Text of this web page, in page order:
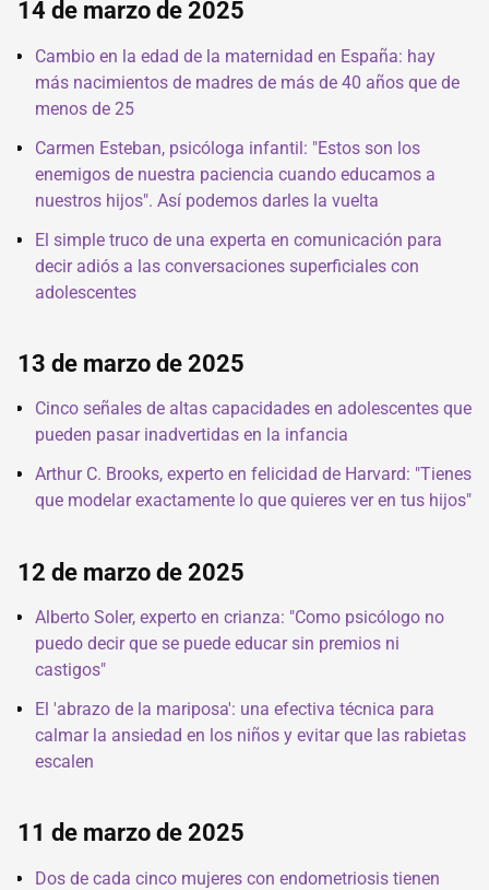
14 de marzo de 2025
Cambio en la edad de la maternidad en España: hay
más nacimientos de madres de más de 40 años que de
menos de 25
Carmen Esteban, psicóloga infantil: "Estos son los
enemigos de nuestra paciencia cuando educamos a
nuestros hijos". Así podemos darles la vuelta
El simple truco de una experta en comunicación para
decir adiós a las conversaciones superficiales con
adolescentes
13 de marzo de 2025
Cinco señales de altas capacidades en adolescentes que
pueden pasar inadvertidas en la infancia
Arthur C. Brooks, experto en felicidad de Harvard: "Tienes
que modelar exactamente lo que quieres ver en tus hijos"
12 de marzo de 2025
Alberto Soler, experto en crianza: "Como psicólogo no
puedo decir que se puede educar sin premios ni
castigos"
El 'abrazo de la mariposa': una efectiva técnica para
calmar la ansiedad en los niños y evitar que las rabietas
escalen
11 de marzo de 2025
Dos de cada cinco mujeres con endometriosis tienen